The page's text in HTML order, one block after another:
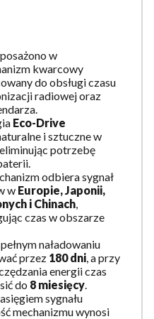
w
kwarcowy
do obsługi czasu
radiowej oraz
Eco-Drive
i sztuczne w
potrzebę
odbiera sygnał
w Europie, Japonii,
i Chinach
czas w obszarze
naładowaniu
przez 180 dni , a przy
energii czas
do 8 miesięcy
sygnału
mechanizmu wynosi